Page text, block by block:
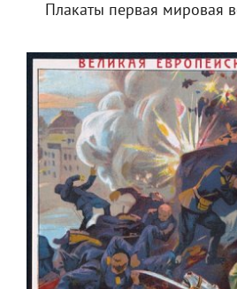
Плакаты первая мировая